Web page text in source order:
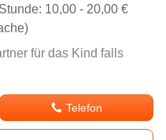
10,00 - 20,00 €
für das Kind falls
Telefon